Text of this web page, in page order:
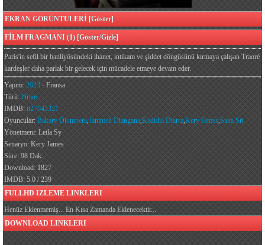
EKRAN GÖRÜNTÜLERİ [Göster]
FİLM FRAGMANI (1) [Göster/Gizle]
Paris'in sefil bir banliyösündeki ihanet, intikam ve şiddet döngüsünü kırmaya çalışan Traoré
kardeşler daha parlak bir gelecek için mücadele etmeye devam eder.
Yapım: 2023 - Fransa
Türü: Dram
IMDB: tt27045321
Oyuncular: Bakary Diombera,Jammeh Diangana,Kadidia Diarra,Kery James,Sana Sri
Yönetmeni: Leïla Sy
Senaryo: Kery James
Süre: 98 Dak.
Download: 1827
IMDB: 5.0 / 239
FULLHD IZLEME LINKLERI
Henüz Eklenmemiş... En Kısa Zamanda Eklenecektir...
DOWNLOAD LINKLERI